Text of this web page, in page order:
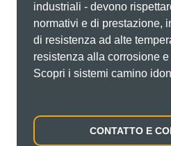
industriali - devono
normativi e di prestazione,
di resistenza ad alte
resistenza alla corrosione
Scopri i sistemi camino
CONTATTO E